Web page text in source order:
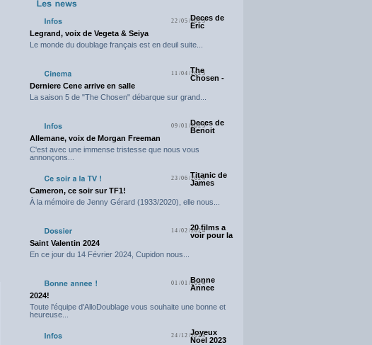
22/05/2025Deces de
Eric
Legrand, voix de Vegeta & Seiya
Le monde du doublage français est en deuil suite...
11/04/2025
The
Chosen -
Derniere Cene arrive en salle
La saison 5 de "The Chosen" débarque sur grand...
09/01/2025Deces de
Benoit
Allemane, voix de Morgan Freeman
C'est avec une immense tristesse que nous vous
annonçons...
23/06/2024Titanic de
James
Cameron, ce soir sur TF1!
À la mémoire de Jenny Gérard (1933/2020), elle nous...
14/02/202420 films a
voir pour la
Saint Valentin 2024
En ce jour du 14 Février 2024, Cupidon nous...
01/01/2024
Bonne
Annee
2024!
Toute l'équipe d'AlloDoublage vous souhaite une bonne et
heureuse...
24/12/2023
Joyeux
Noel 2023